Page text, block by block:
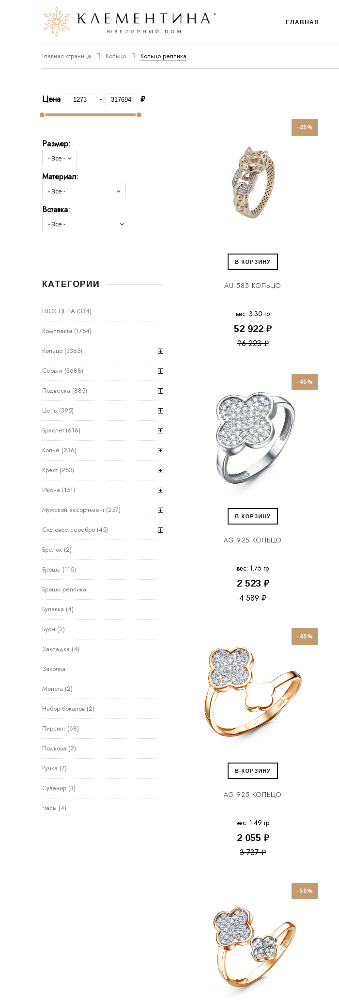
ГЛАВНАЯ
Главная страница Кольцо Кольцо реплика
Цена - ₽
Размер:
Материал:
Вставка:
КАТЕГОРИИ
ШОК ЦЕНА (334)
Комплекты (1754)
Кольцо (3365)
Серьги (3688)
Подвеска (885)
Цепь (395)
Браслет (616)
Колье (236)
Крест (253)
Икона (151)
Мужской ассортимент (257)
Столовое серебро (45)
Брелок (2)
Брошь (116)
Брошь реплика
Булавка (4)
Бусы (2)
Закладка (4)
Заколка
Монета (2)
Набор бокалов (2)
Пирсинг (68)
Подкова (2)
Ручка (7)
Сувенир (3)
Часы (4)
-45%
В КОРЗИНУ
AU 585 КОЛЬЦО
вес: 3.30 гр
52 922 ₽
96 223 ₽
-45%
В КОРЗИНУ
AG 925 КОЛЬЦО
вес: 1.75 гр
2 523 ₽
4 589 ₽
-45%
В КОРЗИНУ
AG 925 КОЛЬЦО
вес: 1.49 гр
2 055 ₽
3 737 ₽
-50%